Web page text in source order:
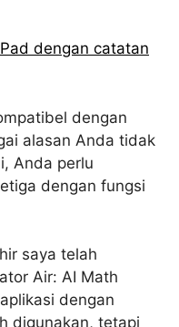
dengan catatan
dengan
alasan Anda tidak
Anda perlu
dengan fungsi
saya telah
Air: AI Math
dengan
digunakan, tetapi